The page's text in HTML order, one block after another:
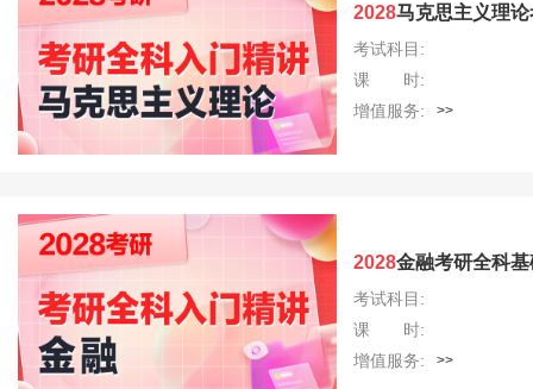
2028马克思主义理
考试科目:
课 时:
增值服务:
>>
2028金融考研全科
考试科目:
课 时:
增值服务:
>>